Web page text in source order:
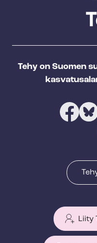
Tehy on Suomen
Liity